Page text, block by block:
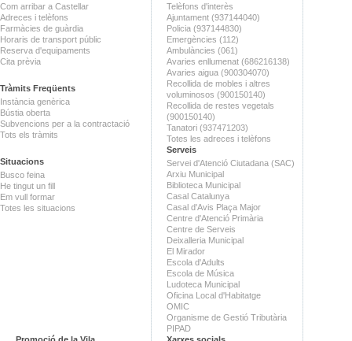
Com arribar a Castellar
Adreces i telèfons
Farmàcies de guàrdia
Horaris de transport públic
Reserva d'equipaments
Cita prèvia
Tràmits Freqüents
Instància genèrica
Bústia oberta
Subvencions per a la contractació
Tots els tràmits
Situacions
Busco feina
He tingut un fill
Em vull formar
Totes les situacions
Telèfons d'interès
Ajuntament (937144040)
Policia (937144830)
Emergències (112)
Ambulàncies (061)
Avaries enllumenat (686216138)
Avaries aigua (900304070)
Recollida de mobles i altres
voluminosos (900150140)
Recollida de restes vegetals
(900150140)
Tanatori (937471203)
Totes les adreces i telèfons
Serveis
Servei d'Atenció Ciutadana (SAC)
Arxiu Municipal
Biblioteca Municipal
Casal Catalunya
Casal d'Avis Plaça Major
Centre d'Atenció Primària
Centre de Serveis
Deixalleria Municipal
El Mirador
Escola d'Adults
Escola de Música
Ludoteca Municipal
Oficina Local d'Habitatge
OMIC
Organisme de Gestió Tributària
PIPAD